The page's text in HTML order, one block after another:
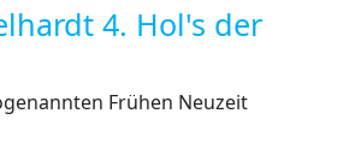
4. Hol's der
Frühen Neuzeit